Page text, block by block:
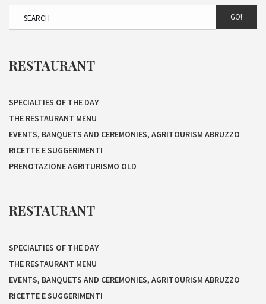
GO!
RESTAURANT
SPECIALTIES OF THE DAY
THE RESTAURANT MENU
EVENTS, BANQUETS AND CEREMONIES, AGRITOURISM ABRUZZO
RICETTE E SUGGERIMENTI
PRENOTAZIONE AGRITURISMO OLD
RESTAURANT
SPECIALTIES OF THE DAY
THE RESTAURANT MENU
EVENTS, BANQUETS AND CEREMONIES, AGRITOURISM ABRUZZO
RICETTE E SUGGERIMENTI